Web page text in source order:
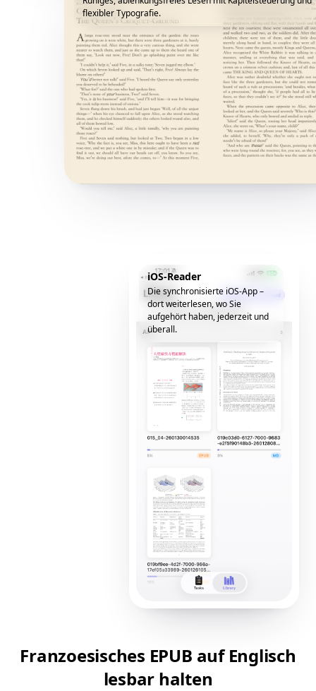
flexibler Typografie.
iOS-Reader
Die synchronisierte iOS-App –
dort weiterlesen, wo Sie
aufgehört haben, jederzeit und
überall.
Franzoesisches EPUB auf Englisch
lesbar halten